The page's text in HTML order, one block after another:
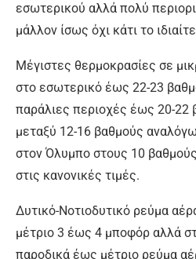
εσωτερικού αλλά πολύ
μάλλον ίσως όχι κάτι το
Μέγιστες θερμοκρασίες σε
στο εσωτερικό έως 22-23
παράλιες περιοχές έως 20-22
μεταξύ 12-16 βαθμούς
στον Όλυμπο στους 10
στις κανονικές τιμές.
Δυτικό-Νοτιοδυτικό ρεύμα
μέτριο 3 έως 4 μποφόρ αλλά
παροδικά έως μέτριο ρεύμα